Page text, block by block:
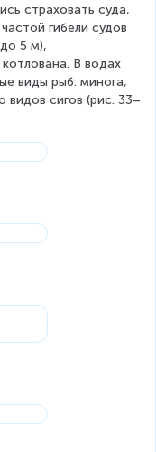
страховать суда,
гибели судов
5 м),
В водах
виды рыб: минога,
видов сигов (рис. 33–